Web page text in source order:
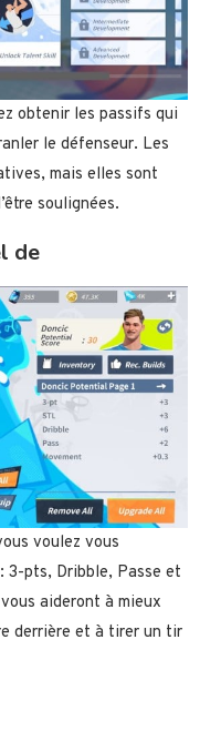
obtenir les passifs qui
le défenseur. Les
mais elles sont
soulignées.
de
voulez vous
3-pts, Dribble, Passe et
aideront à mieux
derrière et à tirer un tir